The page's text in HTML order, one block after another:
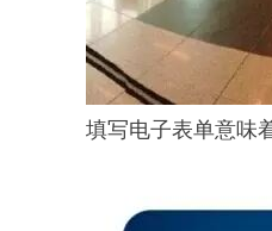
填写电子表单意味